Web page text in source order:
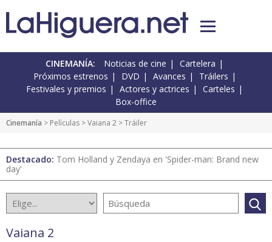
CINEMANÍA: Noticias de cine
Cartelera
Próximos estrenos
DVD Avances
Tráilers
Festivales y premios
Actores y actrices
Carteles
Box-office
Cinemanía > Películas >Vaiana 2 > Tráiler
Destacado: Tom Holland y Zendaya en 'Spider-man: Brand new
day'
Vaiana 2